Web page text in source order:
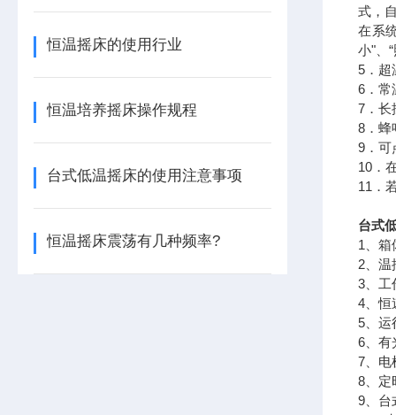
恒温摇床的使用行业
恒温培养摇床操作规程
台式低温摇床的使用注意事项
恒温摇床震荡有几种频率?
式，
在系
小"、
5．超
6．常
7．长
8．蜂
9．可
10．
11．
台式
1、箱
2、温
3、工
4、恒
5、运
6、有
7、电
8、定
9、台